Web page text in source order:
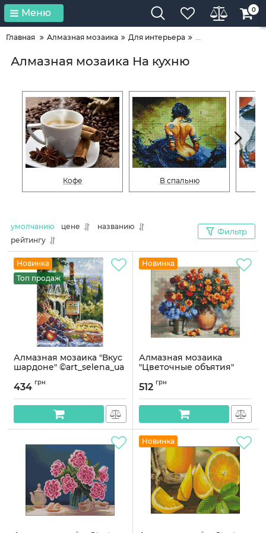
Меню 0
Главная Алмазная мозаика Для интерьера ...
Алмазная мозаика На кухню
Кофе В спальню
умолчанию цене
названию
рейтингу
Фильтр
Новинка
Топ продаж
Алмазная мозаика "Вкус
шардоне" ©art_selena_ua
Артикул:
434 грн
Новинка
Алмазная мозаика
"Цветочные объятия"
Идейка AMO7406 40х50
Артикул:AMO7406
512 грн
Новинка